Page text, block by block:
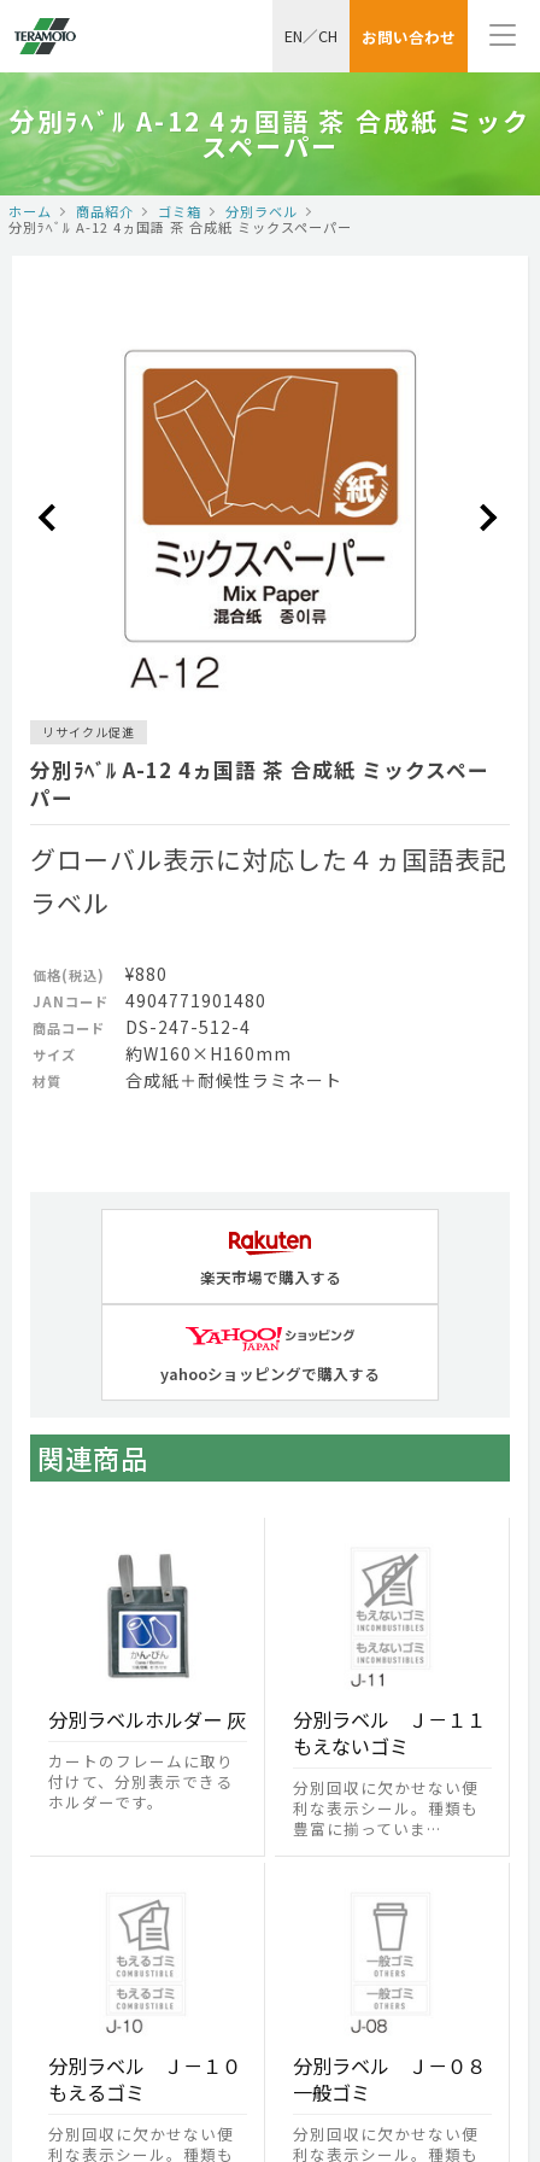
お問い合わせ
EN／CH
分別ﾗﾍﾞﾙ A-12 4ヵ国語 茶 合成紙 ミック
スペーパー
ホーム 商品紹介 ゴミ箱
分別ラベル
分別ﾗﾍﾞﾙ A-12 4ヵ国語 茶 合成紙 ミックスペーパー
リサイクル促進
分別ﾗﾍﾞﾙ A-12 4ヵ国語 茶 合成紙 ミックスペー
パー
グローバル表示に対応した４ヵ国語表記
ラベル
価格(税込) ¥880
JANコード 4904771901480
商品コード DS-247-512-4
サイズ 約W160×H160mm
材質 合成紙＋耐候性ラミネート
楽天市場で購入する
yahooショッピングで購入する
関連商品
分別ラベルホルダー 灰
カートのフレームに取り
付けて、分別表示できる
ホルダーです。
分別ラベル Ｊ－１１
もえないゴミ
分別回収に欠かせない便
利な表示シール。種類も
豊富に揃っていま…
分別ラベル Ｊ－１０
もえるゴミ
分別回収に欠かせない便
利な表示シール。種類も
分別ラベル Ｊ－０８
一般ゴミ
分別回収に欠かせない便
利な表示シール。種類も